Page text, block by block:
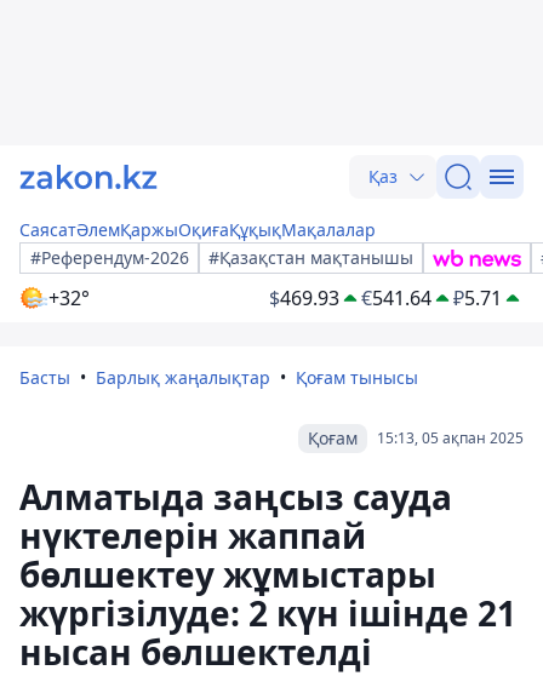
Қаз
СаясатӘлемҚаржыОқиғаҚұқықМақалалар
#Референдум-2026
#Қазақстан мақтанышы
+32° $469.93 €541.64 ₽5.71
Басты Барлық жаңалықтар Қоғам тынысы
15:13, 05 ақпан 2025
Қоғам
Алматыда заңсыз сауда
нүктелерін жаппай
бөлшектеу жұмыстары
жүргізілуде: 2 күн ішінде 21
нысан бөлшектелді